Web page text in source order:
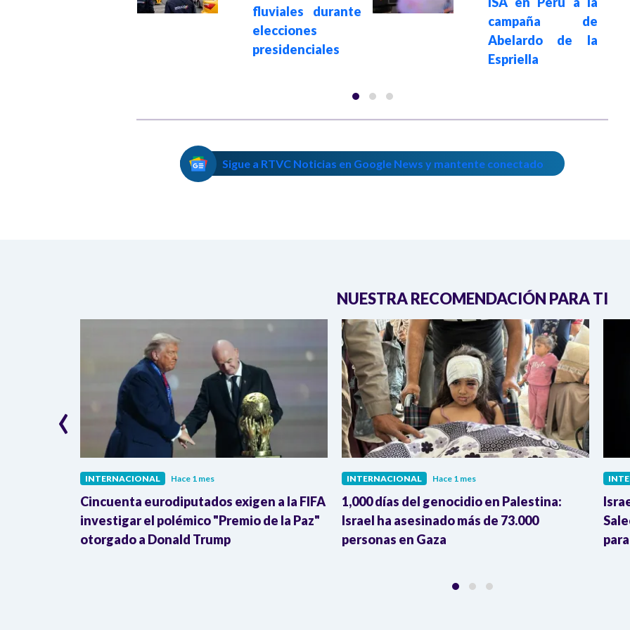
fluviales durante
elecciones
presidenciales
campaña de
Abelardo de la
Espriella
Sigue a RTVC Noticias en Google News y mantente conectado
NUESTRA RECOMENDACIÓN PARA TI
INTERNACIONAL Hace 1 mes
Cincuenta eurodiputados exigen a la FIFA
investigar el polémico "Premio de la Paz"
otorgado a Donald Trump
INTERNACIONAL Hace 1 mes
1,000 días del genocidio en Palestina:
Israel ha asesinado más de 73.000
personas en Gaza
‹